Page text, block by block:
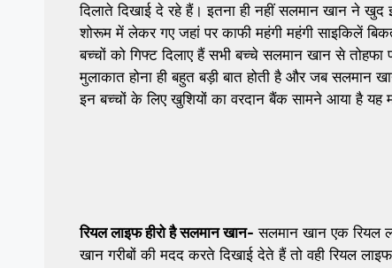
दिलाते दिखाई दे रहे हैं। इतना ही नहीं सलमान खान ने
शोरूम में लेकर गए जहां पर काफी महंगी महंगी साइकिलें
बच्चों को गिफ्ट दिलाए हैं सभी बच्चे सलमान खान से
मुलाकात होना ही बहुत बड़ी बात होती है और जब सलमान
इन बच्चों के लिए खुशियों का वरदान बैंक सामने आया है
रियल लाइफ हीरो है सलमान खान- सलमान खान एक रियल
खान गरीबों की मदद करते दिखाई देते हैं तो वही रियल